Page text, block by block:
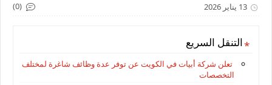
13 يناير 2026 (0)
التنقل السريع
تعلن شركة أبيات في الكويت عن توفر عدة وظائف شاغرة لمختلف
التخصصات